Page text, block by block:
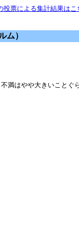
投票による集計結果はこ
ム）
満はやや大きいことぐ